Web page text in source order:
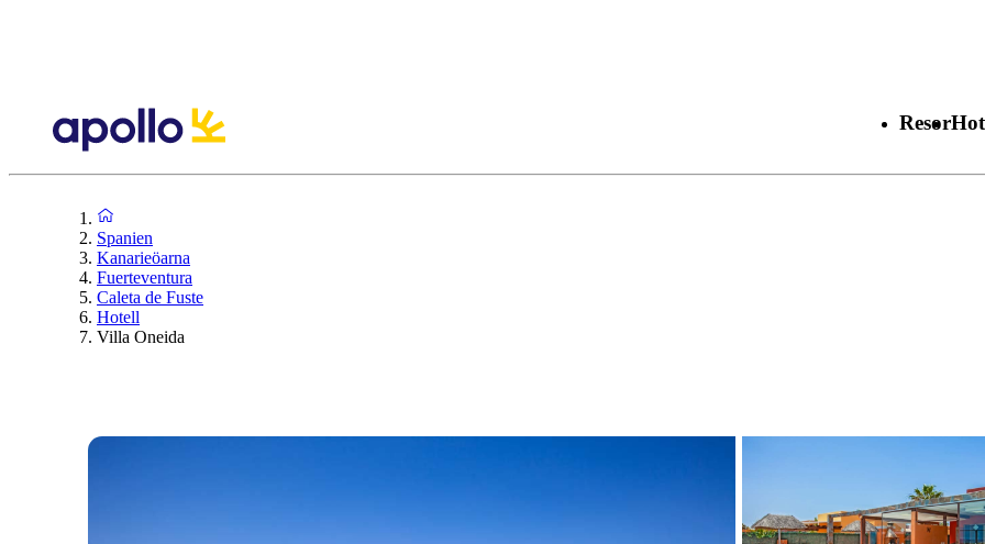
Resor
Spanien
Kanarieöarna
Fuerteventura
Caleta de Fuste
Hotell
Villa Oneida